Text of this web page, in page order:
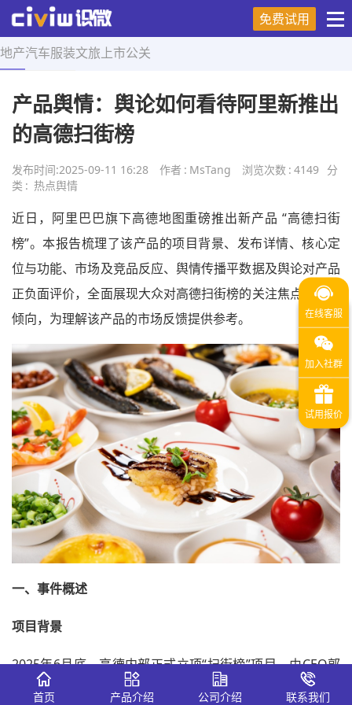
免费试用
地产汽车服装文旅 上市公关
首页 > 热点舆情 > 正文
产品舆情：舆论如何看待阿里新推出
的高德扫街榜
发布时间:2025-09-11 16:28 作者 : MsTang 浏览次数 : 4149 分
类 : 热点舆情
近日，阿里巴巴旗下高德地图重磅推出新产品 “高德扫街
榜”。本报告梳理了该产品的项目背景、发布详情、核心定
位与功能、市场及竞品反应、舆情传播平数据及舆论对产品
正负面评价，全面展现大众对高德扫街榜的关注焦点与态度
倾向，为理解该产品的市场反馈提供参考。
一、 事件概述
项目背景
2025年6月底，高德内部正式立项“扫街榜”项目，由CEO郭
宁直接领导，近百人团队进驻阿里西溪园区保密区域进行封
首页 产品介绍 公司介绍 联系我们